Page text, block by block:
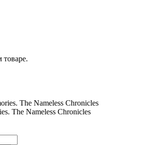
товаре.
The Nameless Chronicles